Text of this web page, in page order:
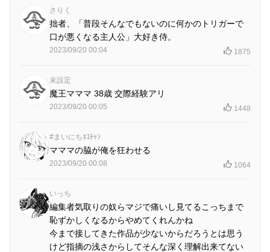
さりく
拙者、「普段そんなでもないのに何かのトリガーで
口が悪くなる主人公」大好き侍。
2023/09/20 00:04 1875
未設定
魔王マママ 38歳 交際経験アリ
2023/09/20 00:05 1448
#まいにちﾈｺﾁｬﾝ
マママの脇が俺を狂わせる
2023/09/20 00:08 1064
いっち
編集者気取りの奴らマジで痛いし見てるこっちまで
恥ずかしくなるからやめてくれんかね
今まで接してきた作品が少ないからだろうとは思う
けど指摘の浅さからしてそんな深く理解出来てない